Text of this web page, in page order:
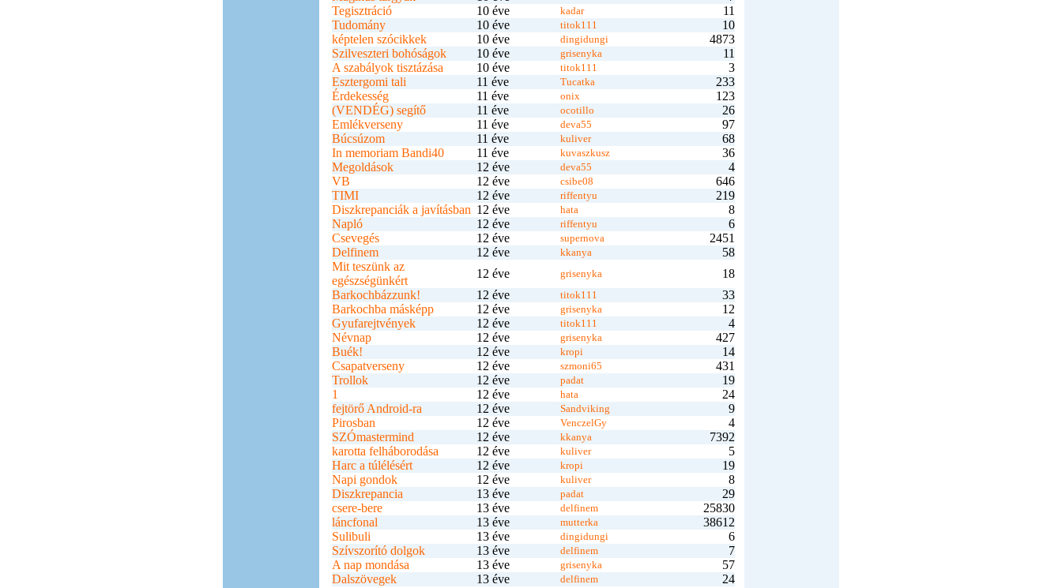
Tegisztráció
10 éve kadar
11
Tudomány
10 éve titok111
10
képtelen szócikkek
10 éve dingidungi
4873
Szilveszteri bohóságok
10 éve grisenyka
11
A szabályok tisztázása
10 éve titok111
3
Esztergomi tali
11 éve Tucatka
233
Érdekesség
11 éve onix
123
(VENDÉG) segítő
11 éve ocotillo
26
Emlékverseny
11 éve deva55
97
Búcsúzom
11 éve kuliver
68
In memoriam Bandi40
11 éve kuvaszkusz
36
Megoldások
12 éve deva55
4
VB
12 éve csibe08
646
TIMI
12 éve riffentyu
219
Diszkrepanciák a javításban 12 éve hata
8
Napló
12 éve riffentyu
6
Csevegés
12 éve supernova
2451
Delfinem
12 éve kkanya
58
Mit teszünk az
egészségünkért
12 éve grisenyka
18
Barkochbázzunk!
12 éve titok111
33
Barkochba másképp
12 éve grisenyka
12
Gyufarejtvények
12 éve titok111
4
Névnap
12 éve grisenyka
427
Buék!
12 éve kropi
14
Csapatverseny
12 éve szmoni65
431
Trollok
12 éve padat
19
1
12 éve hata
24
fejtörő Android-ra
12 éve Sandviking
9
Pirosban
12 éve VenczelGy
4
SZÓmastermind
12 éve kkanya
7392
karotta felháborodása
12 éve kuliver
5
Harc a túlélésért
12 éve kropi
19
Napi gondok
12 éve kuliver
8
Diszkrepancia
13 éve padat
29
csere-bere
13 éve delfinem
25830
láncfonal
13 éve mutterka
38612
Sulibuli
13 éve dingidungi
6
Szívszorító dolgok
13 éve delfinem
7
A nap mondása
13 éve grisenyka
57
Dalszövegek
13 éve delfinem
24